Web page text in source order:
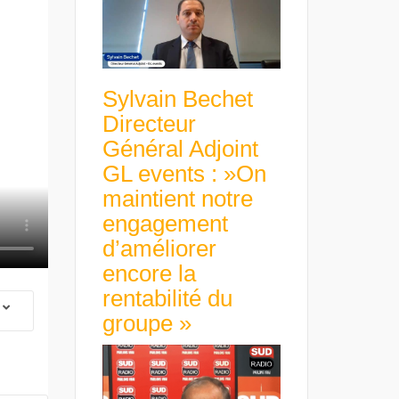
Euro numérique : la BCE
Sylvain Bechet
Directeur
Général Adjoint
GL events : »On
maintient notre
engagement
d’améliorer
encore la
rentabilité du
groupe »